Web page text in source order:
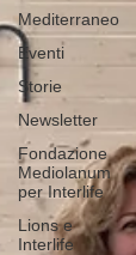
Mediterraneo
Eventi
Storie
Newsletter
Fondazione
Mediolanum
per Interlife
Lions e
Interlife